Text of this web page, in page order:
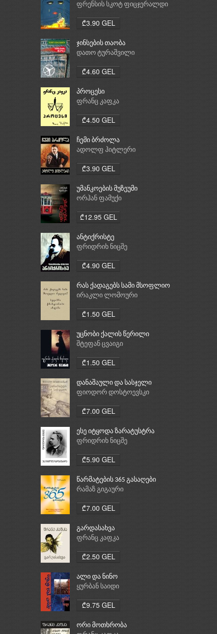
ფრენსის სკოტ ფიცჯერალდი
₾3.90 GEL
ჯინსების თაობა
დათო ტურაშვილი
₾4.60 GEL
პროცესი
ფრანც კაფკა
₾4.50 GEL
ჩემი ბრძოლა
ადოლფ ჰიტლერი
₾3.90 GEL
უმანკოების მუზეუმი
ორჰან ფამუქი
₾12.95 GEL
ანტიქრისტე
ფრიდრიხ ნიცშე
₾4.90 GEL
რას ქადაგებს სამი მსოფლიო
რელიგია: ბუდიზმი,
ირაკლი ლომოური
₾1.50 GEL
უცნობი ქალის წერილი
შტეფან ცვაიგი
₾1.50 GEL
დანაშაული და სასჯელი
ფიოდორ დოსტოევსკი
₾7.00 GEL
ესე იტყოდა ზარატუსტრა
ფრიდრიხ ნიცშე
₾5.90 GEL
წარმატების 365 გასაღები
რამაზ გიგაური
₾7.00 GEL
გარდასახვა
ფრანც კაფკა
₾2.50 GEL
ალი და ნინო
ყურბან საიდი
₾9.75 GEL
ორი მოთხრობა